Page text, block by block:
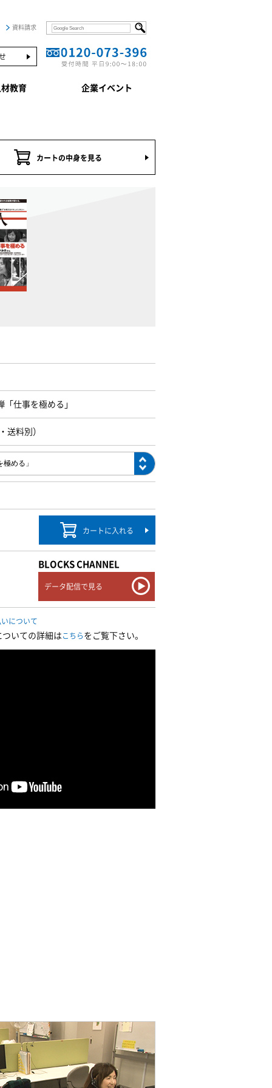
資料請求
教育 企業イベント
カートの中身を見る
「仕事を極める」
送料別）
カートに入れる
BLOCKS CHANNEL
データ配信で見る
について
いての詳細は こちら をご覧下さい。